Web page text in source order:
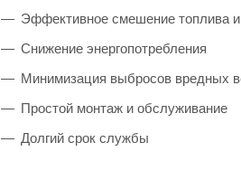
Эффективное смешение топлива
Снижение энергопотребления
Минимизация выбросов вредных
Простой монтаж и обслуживание
Долгий срок службы